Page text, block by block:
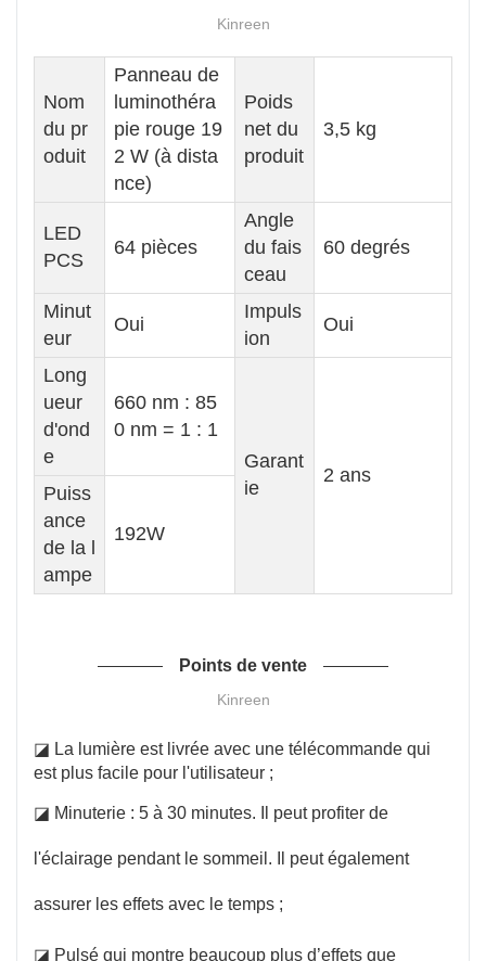
Kinreen
Nom
du pr
oduit
Panneau de
luminothéra
pie rouge 19
2 W (à dista
nce)
Poids
net du
produit
3,5 kg
LED
PCS
64 pièces
Angle
du fais
ceau
60 degrés
Minut
eur
Oui
Impuls
ion
Oui
Long
ueur
d'ond
e
660 nm : 85
0 nm = 1 : 1
Garant
ie
2 ans
Puiss
ance
de la l
ampe
192W
Points de vente
Kinreen
◪ La lumière est livrée avec une télécommande qui
est plus facile pour l'utilisateur ;
◪ Minuterie : 5 à 30 minutes. Il peut profiter de
l'éclairage pendant le sommeil. Il peut également
assurer les effets avec le temps ;
◪ Pulsé qui montre beaucoup plus d’effets que